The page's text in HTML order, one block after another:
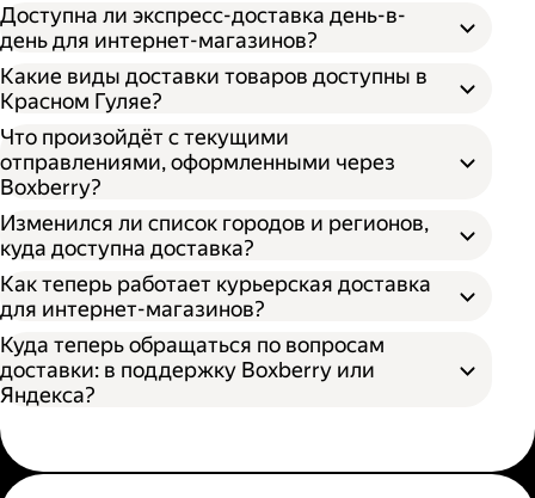
Доступна ли экспресс-доставка день-в-
день для интернет-магазинов?
Какие виды доставки товаров доступны в
Красном Гуляе?
Что произойдёт с текущими
отправлениями, оформленными через
Boxberry?
Изменился ли список городов и регионов,
куда доступна доставка?
Как теперь работает курьерская доставка
для интернет-магазинов?
Куда теперь обращаться по вопросам
доставки: в поддержку Boxberry или
Яндекса?